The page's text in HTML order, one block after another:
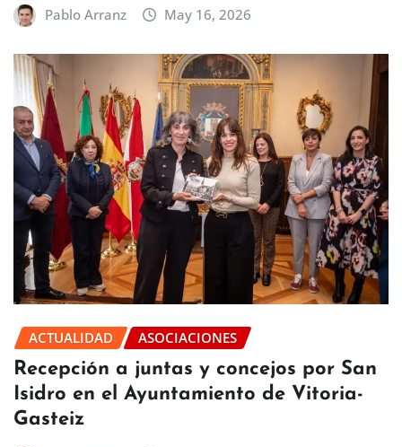
Pablo Arranz May 16, 2026
ACTUALIDAD ASOCIACIONES
Recepción a juntas y concejos por San
Isidro en el Ayuntamiento de Vitoria-
Gasteiz